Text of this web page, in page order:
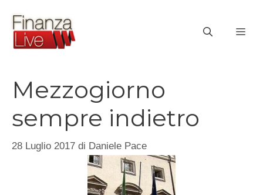
contenuto
Mezzogiorno
sempre indietro
28 Luglio 2017 di Daniele Pace